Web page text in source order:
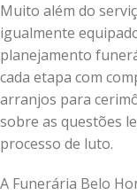
Muito além do
igualmente
planejamento
cada etapa com
arranjos para
sobre as questões
processo de luto.
A Funerária Belo